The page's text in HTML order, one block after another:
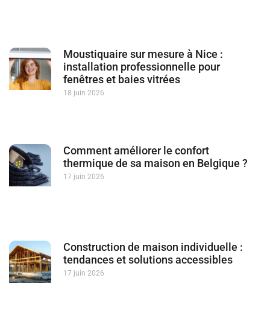
Moustiquaire sur mesure à Nice :
installation professionnelle pour
fenêtres et baies vitrées
18 juin 2026
Comment améliorer le confort
thermique de sa maison en Belgique ?
17 juin 2026
Construction de maison individuelle :
tendances et solutions accessibles
17 juin 2026